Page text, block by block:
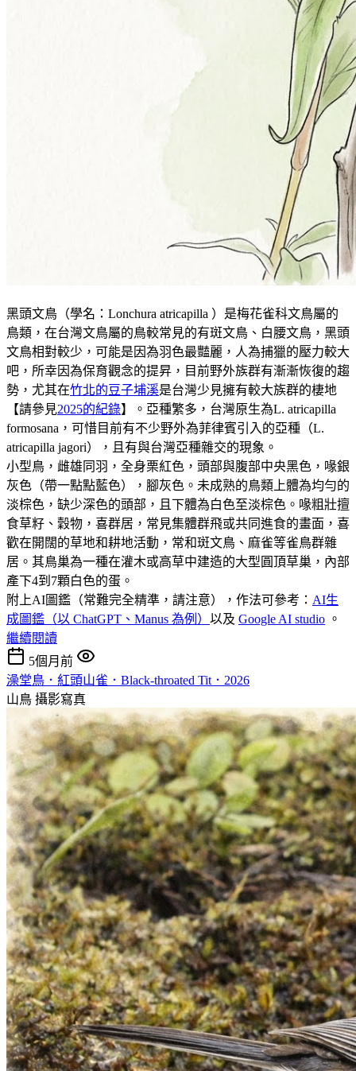
黑頭文鳥（學名：Lonchura atricapilla ）是梅花雀科文鳥屬的
鳥類，在台灣文鳥屬的鳥較常見的有斑文鳥、白腰文鳥，黑頭
文鳥相對較少，可能是因為羽色最豔麗，人為捕獵的壓力較大
吧，所幸因為保育觀念的提昇，目前野外族群有漸漸恢復的趨
勢，尤其在竹北的豆子埔溪是台灣少見擁有較大族群的棲地
【請參見2025的紀錄】。亞種繁多，台灣原生為L. atricapilla
formosana，可惜目前有不少野外為菲律賓引入的亞種（L.
atricapilla jagori），且有與台灣亞種雜交的現象。
小型鳥，雌雄同羽，全身栗紅色，頭部與腹部中央黑色，喙銀
灰色（帶一點點藍色），腳灰色。未成熟的鳥類上體為均勻的
淡棕色，缺少深色的頭部，且下體為白色至淡棕色。喙粗壯擅
食草籽、穀物，喜群居，常見集體群飛或共同進食的畫面，喜
歡在開闊的草地和耕地活動，常和斑文鳥、麻雀等雀鳥群雜
居。其鳥巢為一種在灌木或高草中建造的大型圓頂草巢，內部
產下4到7顆白色的蛋。
附上AI圖鑑（常難完全精準，請注意），作法可參考： AI生
成圖鑑（以 ChatGPT、Manus 為例） 以及 Google AI studio 。
繼續閱讀
5個月前
澡堂鳥．紅頭山雀．Black-throated Tit．2026
山鳥 攝影寫真